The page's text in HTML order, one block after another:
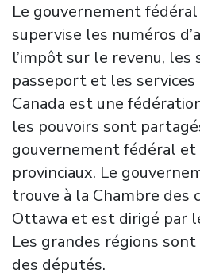
Le gouvernement fédéral
supervise les numéros
l’impôt sur le revenu, les
passeport et les services
Canada est une
les pouvoirs sont
gouvernement fédéral
provinciaux. Le
trouve à la Chambre des
Ottawa et est dirigé par
Les grandes régions
des députés.